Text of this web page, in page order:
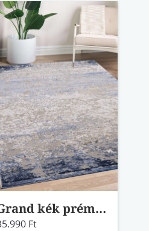
Grand kék prémium szőnyeg 52014/7777 80x150
Ft